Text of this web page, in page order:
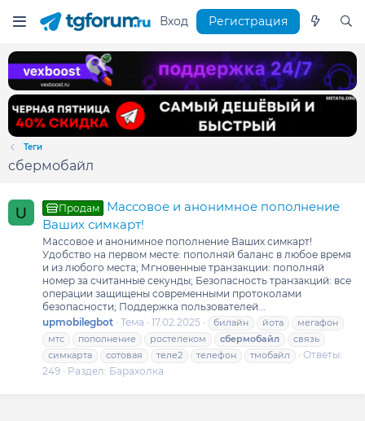
Вход Регистрация
Теги
сбермобайл
U Продам
Массовое и анонимное пополнение
Ваших симкарт!
Массовое и анонимное пополнение Ваших симкарт!
Удобство на первом месте: пополняй баланс в любое время
и из любого места; Мгновенные транзакции: пополняй
номер за считанные секунды; Безопасность транзакций: все
операции защищены современными протоколами
безопасности; Поддержка пользователей...
upmobilegbot Тема 17.02.2025 билайн йота
мегафон
мтс
пополнение ростелеком сбермобайл
связь
симкарта
сотовая теле2 телефон тмобайл
Ответы:
249
Раздел: Барахолка